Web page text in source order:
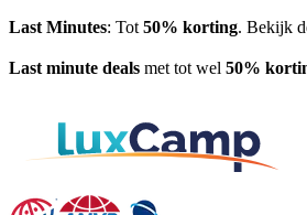
Last Minutes: Tot 50% korting. Bekijk
Last minute deals met tot wel 50%